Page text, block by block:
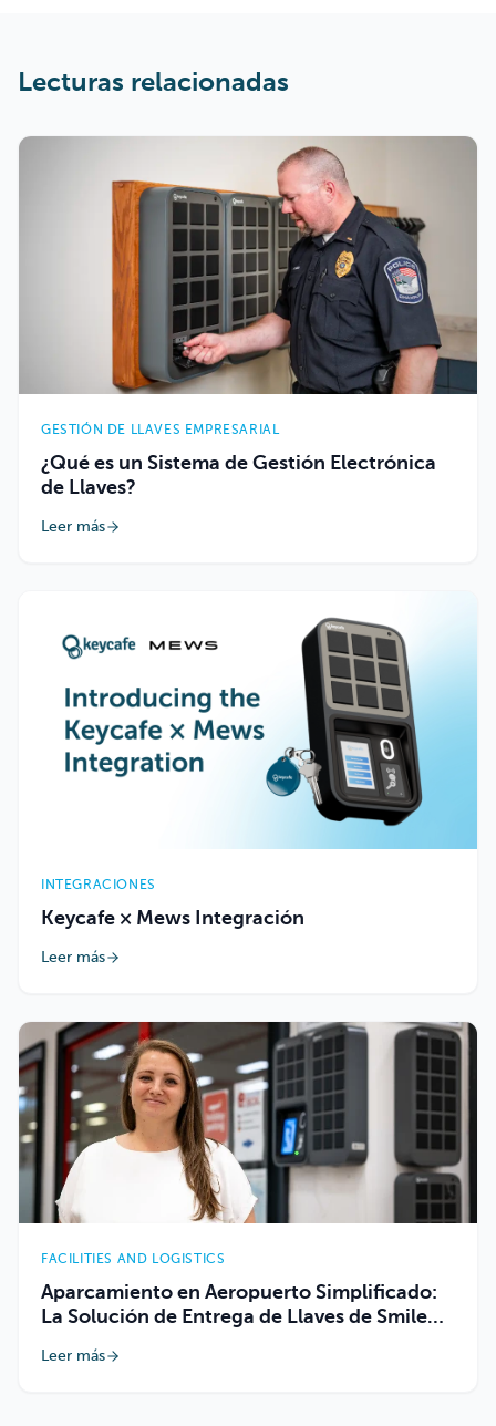
Lecturas relacionadas
GESTIÓN DE LLAVES EMPRESARIAL
¿Qué es un Sistema de Gestión Electrónica
de Llaves?
Leer más
INTEGRACIONES
Keycafe × Mews Integración
Leer más
FACILITIES AND LOGISTICS
Aparcamiento en Aeropuerto Simplificado:
La Solución de Entrega de Llaves de Smile
Leer más